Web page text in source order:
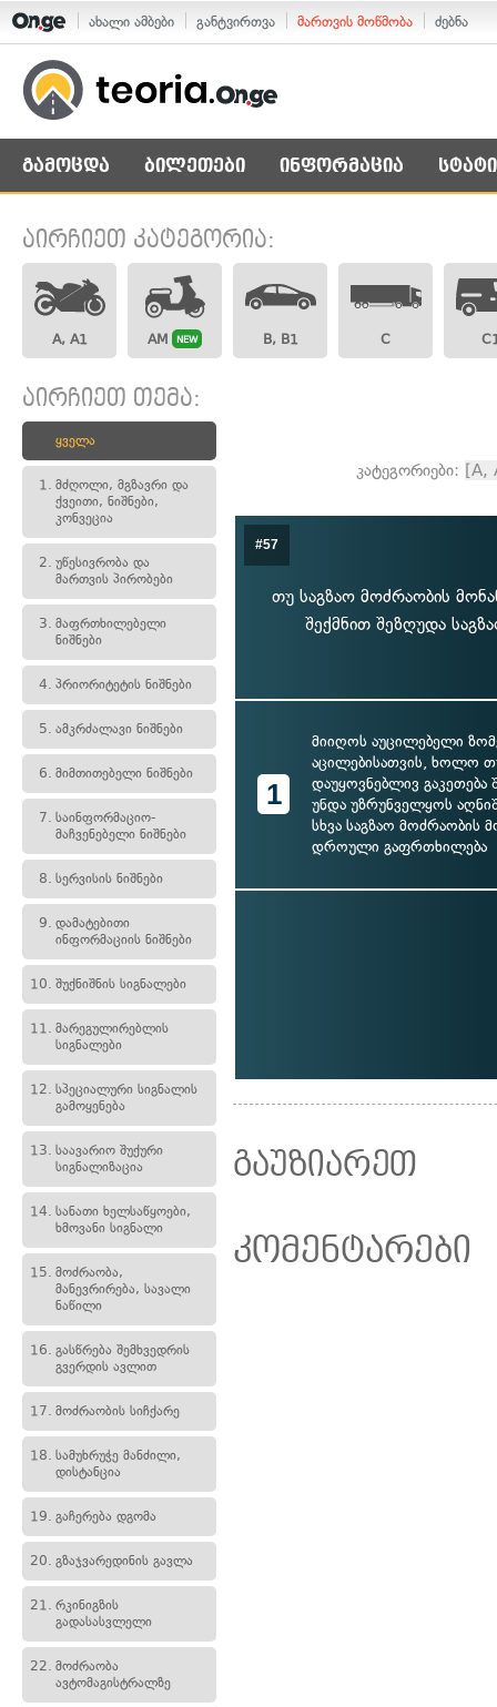
ახალი ამბები განტვირთვა მართვის მოწმობა ძებნა
გამოცდა ბილეთები ინფორმაცია
აირჩიეთ კატეგორია:
A, A1 AM NEW B, B1 C
აირჩიეთ თემა:
ყველა
1. მძღოლი, მგზავრი და
ქვეითი, ნიშნები,
კონვეცია
2. უწესივრობა და
მართვის პირობები
3. მაფრთხილებელი
ნიშნები
4. პრიორიტეტის ნიშნები
5. ამკრძალავი ნიშნები
6. მიმთითებელი ნიშნები
7. საინფორმაციო-
მაჩვენებელი ნიშნები
8. სერვისის ნიშნები
9. დამატებითი
ინფორმაციის ნიშნები
10. შუქნიშნის სიგნალები
11. მარეგულირებლის
სიგნალები
12. სპეციალური სიგნალის
გამოყენება
13. საავარიო შუქური
სიგნალიზაცია
14. სანათი ხელსაწყოები,
ხმოვანი სიგნალი
15. მოძრაობა,
მანევრირება, სავალი
ნაწილი
16. გასწრება შემხვედრის
გვერდის ავლით
17. მოძრაობის სიჩქარე
18. სამუხრუჭე მანძილი,
დისტანცია
19. გაჩერება დგომა
20. გზაჯვარედინის გავლა
21. რკინიგზის
გადასასვლელი
22. მოძრაობა
ავტომაგისტრალზე
კატეგორიები: [A,
#57
თუ საგზაო მოძრაობის
შექმნით შეზღუდა
1
მიიღოს აუცილებელი
აცილებისათვის, ხოლო
დაუყოვნებლივ გაკეთება
უნდა უზრუნველყოს
სხვა საგზაო მოძრაობის
დროული გაფრთხილება
გაუზიარეთ
კომენტარები